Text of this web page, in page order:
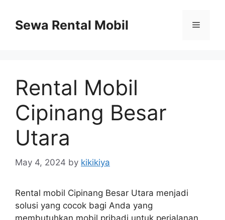
contentSewa Rental Mobil Menu
Rental Mobil
Cipinang Besar
Utara
May 4, 2024 by kikikiya
Rental mobil Cipinang Besar Utara menjadi
solusi yang cocok bagi Anda yang
membutuhkan mobil pribadi untuk perjalanan